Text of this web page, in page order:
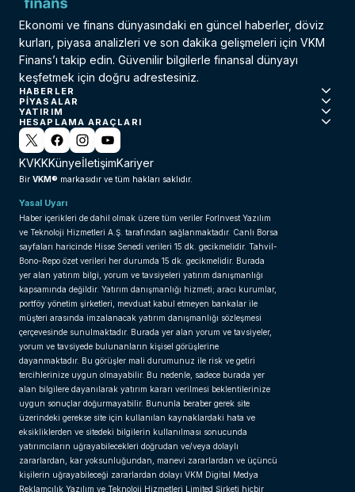
Ekonomi ve finans dünyasındaki en güncel haberler, döviz
kurları, piyasa analizleri ve son dakika gelişmeleri için VKM
Finans’ı takip edin. Güvenilir bilgilerle finansal dünyayı
keşfetmek için doğru adrestesiniz.
HABERLER
PIYASALAR
YATIRIM
HESAPLAMA ARAÇLARI
KVKKKünyeİletişimKariyer
Bir VKM® markasıdır ve tüm hakları saklıdır.
Yasal Uyarı
Haber içerikleri de dahil olmak üzere tüm veriler ForInvest Yazılım
ve Teknoloji Hizmetleri A.Ş. tarafından sağlanmaktadır. Canlı Borsa
sayfaları haricinde Hisse Senedi verileri 15 dk. gecikmelidir. Tahvil-
Bono-Repo özet verileri her durumda 15 dk. gecikmelidir. Burada
yer alan yatırım bilgi, yorum ve tavsiyeleri yatırım danışmanlığı
kapsamında değildir. Yatırım danışmanlığı hizmeti; aracı kurumlar,
portföy yönetim şirketleri, mevduat kabul etmeyen bankalar ile
müşteri arasında imzalanacak yatırım danışmanlığı sözleşmesi
çerçevesinde sunulmaktadır. Burada yer alan yorum ve tavsiyeler,
yorum ve tavsiyede bulunanların kişisel görüşlerine
dayanmaktadır. Bu görüşler mali durumunuz ile risk ve getiri
tercihlerinize uygun olmayabilir. Bu nedenle, sadece burada yer
alan bilgilere dayanılarak yatırım kararı verilmesi beklentilerinize
uygun sonuçlar doğurmayabilir. Bununla beraber gerek site
üzerindeki gerekse site için kullanılan kaynaklardaki hata ve
eksikliklerden ve sitedeki bilgilerin kullanılması sonucunda
yatırımcıların uğrayabilecekleri doğrudan ve/veya dolaylı
zararlardan, kar yoksunluğundan, manevi zararlardan ve üçüncü
kişilerin uğrayabileceği zararlardan dolayı VKM Digital Medya
Reklamcılık Yazılım ve Teknoloji Hizmetleri Limited Şirketi hiçbir